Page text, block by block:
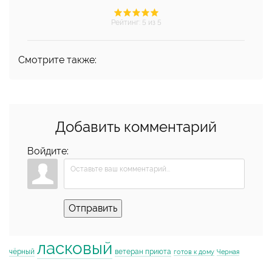
Рейтинг: 5 из 5
Смотрите также:
Добавить комментарий
Войдите:
Отправить
чёрный ласковый ветеран приюта готов к дому Черная